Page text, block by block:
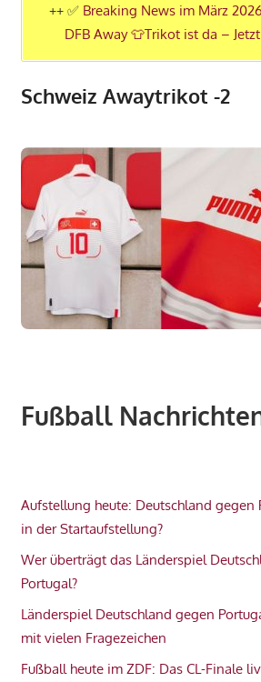
++ ✅ Breaking News im März
DFB Away 👕Trikot ist da –
Schweiz Awaytrikot -2
Fußball
Aufstellung heute: Deutschland gegen
in der Startaufstellung?
Wer überträgt das Länderspiel
Portugal?
Länderspiel Deutschland gegen
mit vielen Fragezeichen
Fußball heute im ZDF: Das CL-Finale